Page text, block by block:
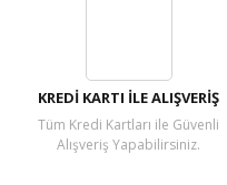
KREDİ KARTI İLE ALIŞVERİŞ
Tüm Kredi Kartları ile Güvenli
Alışveriş Yapabilirsiniz.